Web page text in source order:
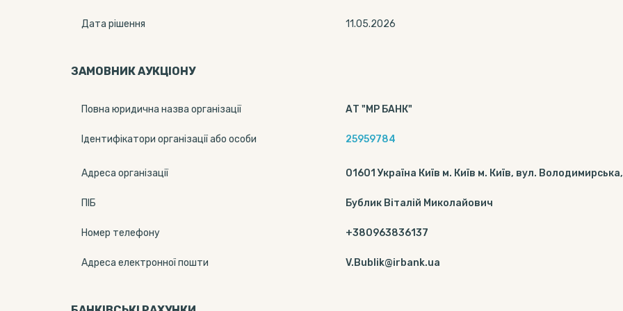
Дата рішення 11.05.2026
ЗАМОВНИК АУКЦІОНУ
Повна юридична назва організації АТ "МР БАНК"
Ідентифікатори організації або особи 25959784
Адреса організації 01601 Україна Київ м. Київ м. Київ, вул.
ПІБ Бублик Віталій Миколайович
Номер телефону +380963836137
Адреса електронної пошти V.Bublik@irbank.ua